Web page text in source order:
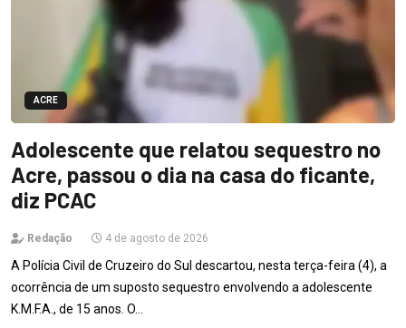
ACRE
Adolescente que relatou sequestro no
Acre, passou o dia na casa do ficante,
diz PCAC
Redação 4 de agosto de 2026
A Polícia Civil de Cruzeiro do Sul descartou, nesta terça-feira (4), a
ocorrência de um suposto sequestro envolvendo a adolescente
K.M.F.A., de 15 anos. O…